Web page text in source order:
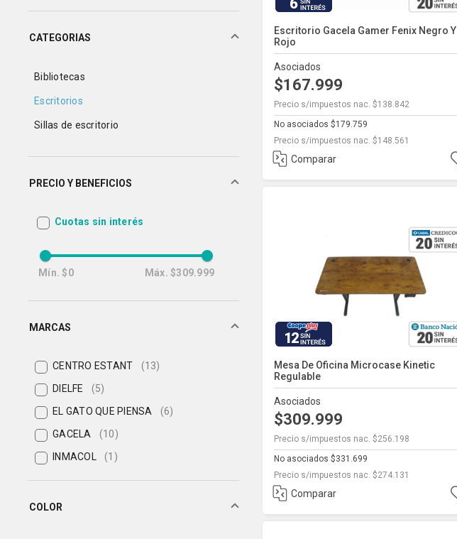
CATEGORIAS
Bibliotecas
Escritorios
Sillas de escritorio
PRECIO Y BENEFICIOS
Cuotas sin interés
Mín. $0 Máx. $309.999
MARCAS
CENTRO ESTANT
(13)
DIELFE
(5)
EL GATO QUE PIENSA
(6)
GACELA
(10)
INMACOL
(1)
MICROCASE (1)
COLOR
6
Escritorio Gacela Gamer Fenix Negro Y
Rojo
Asociados
$167.999
Precio s/impuestos nac. $138.842
No asociados $179.759
Precio s/impuestos nac. $148.561
Comparar
12
Mesa De Oficina Microcase Kinetic
Regulable
Asociados
$309.999
Precio s/impuestos nac. $256.198
No asociados $331.699
Precio s/impuestos nac. $274.131
Comparar